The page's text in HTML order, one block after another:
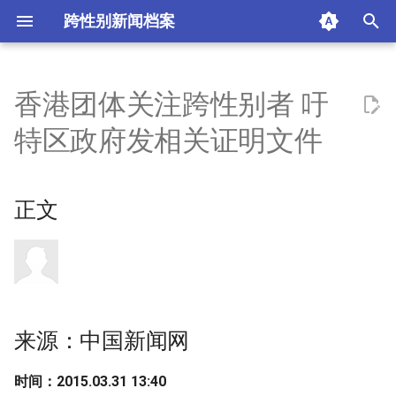
跨性别新闻档案
n
a
i
i
n
正文
摘要与附加信息
附加信息 [Processed Page
Metadata]
香港团体关注跨性别者 吁
特区政府发相关证明文件
正文
来源：中国新闻网
时间：2015.03.31 13:40